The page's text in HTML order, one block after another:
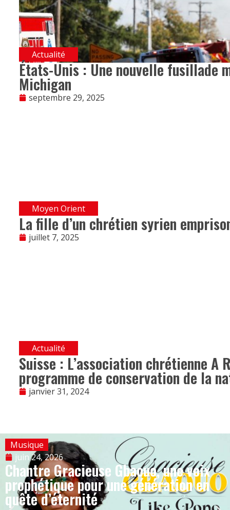
Actualité
États-Unis : Une nouvelle fusillade
Michigan
septembre 29, 2025
Moyen Orient
La fille d’un chrétien syrien
juillet 7, 2025
Actualité
Suisse : L’association chrétienne A
programme de conservation de la
janvier 31, 2024
Musique
juin 24, 2026
Chantre Gracieuse Gbaouo, une voix
prophétique pour une génération en
quête d’éternité